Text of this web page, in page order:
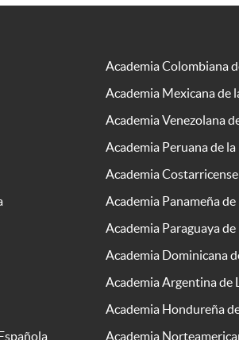
Academia Colombiana
Academia Mexicana de
Academia Venezolana
Academia Peruana de la
Academia
Academia Panameña de
Academia Paraguaya
Academia Dominicana
Academia Argentina de
Academia Hondureña
Academia